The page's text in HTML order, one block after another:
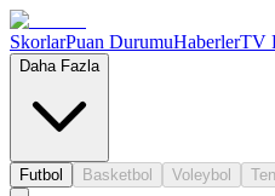
SkorlarPuan DurumuHaberlerTV
Daha Fazla
Futbol Basketbol Voleybol